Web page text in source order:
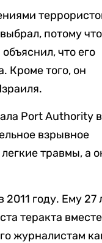
потому
что его
Кроме того, он
Port Authority
взрывное
травмы, а
году. Ему 27
теракта
журналистам